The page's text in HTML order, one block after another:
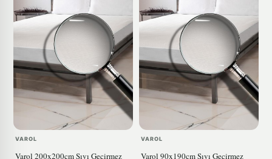
VAROL
Varol 200x200cm Sıvı Geçirmez
VAROL
Varol 90x190cm Sıvı Geçirmez